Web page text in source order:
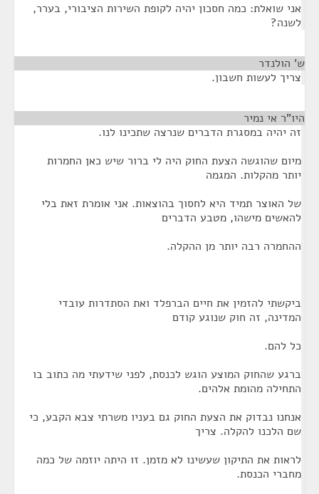
אני שואלת: כמה חסכון יהיה לקופת השירות הציבורי, בערר,
לשנה?
ש' הולנדר
צריך לעשות חשבון.
היו"ר אי נמיר
זה יהיה במסגרת הדברים שנרצה שתכינו לנו.
מיום שהוגשה הצעת החוק היה לי ברור שיש כאן החמרות
יותר מהקלות. המגמה
של האוצר תמיד היא לחסוך בהוצאות. אני אומרת זאת בלי
להאשים מישהו, מטבע הדברים
ההחמרה רבה יותר מן ההקלה.
ביקשתי להזמין את חיים הברפלד ואת הסתדרות עובדי
המדינה, זה חוק שנוגע קודם
כל להם.
ברגע שהחוק המוצע הוגש לכנסת, לפני שידעתי מה כתוב בו
התחילה מהומת אלהים.
אנחנו נבדוק את הצעת החוק גם בעניו משרתי צבא הקבע, כי
שם הלכנו להקלה. צריך
לראות את התיקון שעשינו לא מזמן. זו היתה יוזמה של כמה
מחברי הכנסת.